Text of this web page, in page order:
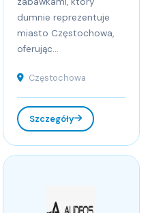
dumnie reprezentuje
miasto Częstochowa,
oferując...
Częstochowa
Szczegóły